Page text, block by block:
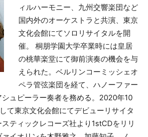
ィルハーモニー、九州交響楽団など
国内外のオーケストラと共演、東京
文化会館にてソロリサイタルを開
催。 桐朋学園大学卒業時には皇居
の桃華楽堂にて御前演奏の機会を与
えられた。ベルリンコーミッシェオ
ペラ管弦楽団を経て、ハノーファー
ュピーラー奏者を務める。2020年10
て東京文化会館にてデビューリサイタ
ティックレコーズ社より1stCDをリリ